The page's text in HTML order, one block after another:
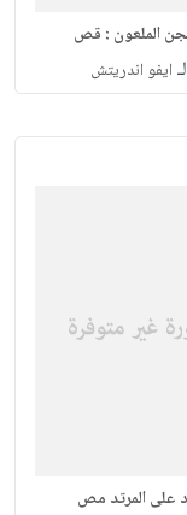
الملعون : قص
لـ ايفو اندريتش
على المرتد مص